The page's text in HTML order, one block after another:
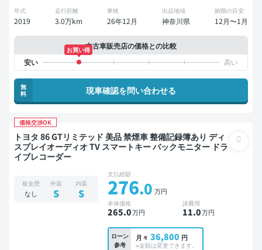
年式
2019
走行距離
3.0万km
車検
26年12月
出品地域
神奈川県
納期の目安
12月〜1月
中古車販売店の価格との比較
お買い得
無
料
現車確認を問い合わせる
価格交渉OK
トヨタ 86 GTリミテッド 美品 禁煙車 整備記録簿あり ディ
スプレイオーディオ TV スマートキー バックモニター ドラ
イブレコーダー
板金歴
なし
外装
S
内装
S
支払総額
276.0 万円
本体価格
265.0万円
諸費用
11.0万円
ローン
参考
月々 36,800 円
※金額は変更できます。